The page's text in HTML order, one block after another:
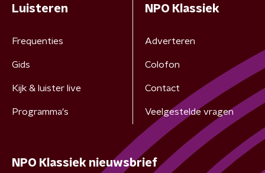
Luisteren
Frequenties
Gids
Kijk & luister live
Programma's
NPO Klassiek
Adverteren
Colofon
Contact
Veelgestelde vragen
NPO Klassiek nieuwsbrief